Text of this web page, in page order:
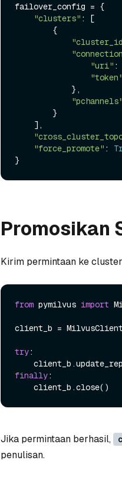
failover_config = {
"clusters" : [
"uri" :
"token"
"pchannels"
"force_promote" :
Promosikan
Kirim permintaan ke
from pymilvus import
client_b =
try:
finally:
Jika permintaan berhasil,
penulisan.